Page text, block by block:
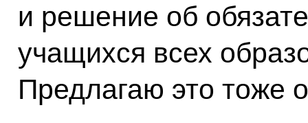
и решение об
учащихся всех
Предлагаю это тоже